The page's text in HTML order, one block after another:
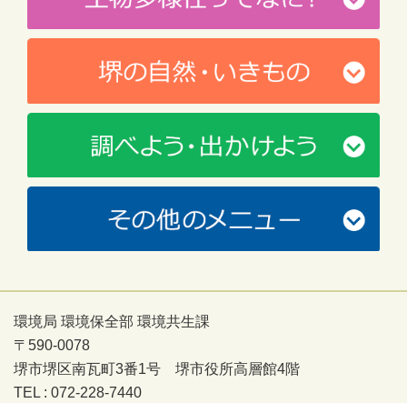
環境局 環境保全部 環境共生課
〒590-0078
堺市堺区南瓦町3番1号 堺市役所高層館4階
TEL : 072-228-7440